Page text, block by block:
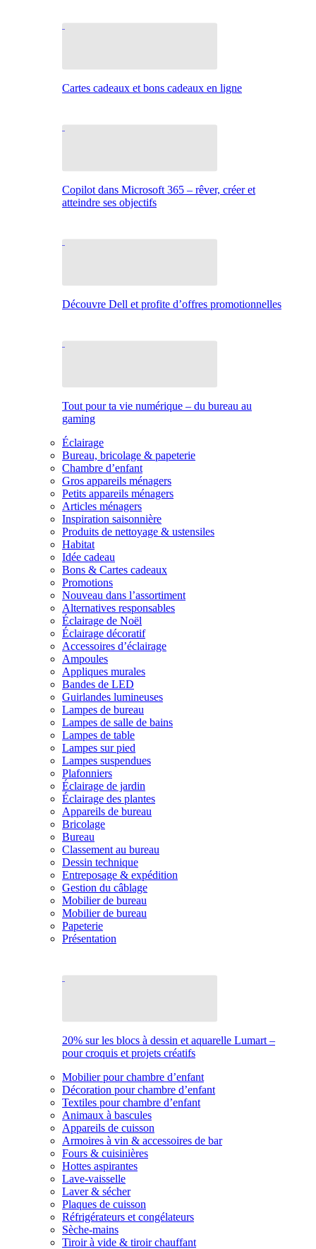
Cartes cadeaux et bons cadeaux en ligne
Copilot dans Microsoft 365 – rêver, créer et
atteindre ses objectifs
Découvre Dell et profite d’offres promotionnelles
Tout pour ta vie numérique – du bureau au
gaming
Éclairage
Bureau, bricolage & papeterie
Chambre d’enfant
Gros appareils ménagers
Petits appareils ménagers
Articles ménagers
Inspiration saisonnière
Produits de nettoyage & ustensiles
Habitat
Idée cadeau
Bons & Cartes cadeaux
Promotions
Nouveau dans l’assortiment
Alternatives responsables
Éclairage de Noël
Éclairage décoratif
Accessoires d’éclairage
Ampoules
Appliques murales
Bandes de LED
Guirlandes lumineuses
Lampes de bureau
Lampes de salle de bains
Lampes de table
Lampes sur pied
Lampes suspendues
Plafonniers
Éclairage de jardin
Éclairage des plantes
Appareils de bureau
Bricolage
Bureau
Classement au bureau
Dessin technique
Entreposage & expédition
Gestion du câblage
Mobilier de bureau
Mobilier de bureau
Papeterie
Présentation
20% sur les blocs à dessin et aquarelle Lumart –
pour croquis et projets créatifs
Mobilier pour chambre d’enfant
Décoration pour chambre d’enfant
Textiles pour chambre d’enfant
Animaux à bascules
Appareils de cuisson
Armoires à vin & accessoires de bar
Fours & cuisinières
Hottes aspirantes
Lave-vaisselle
Laver & sécher
Plaques de cuisson
Réfrigérateurs et congélateurs
Sèche-mains
Tiroir à vide & tiroir chauffant